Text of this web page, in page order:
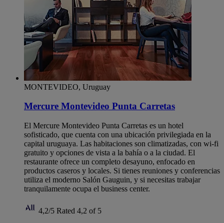
MONTEVIDEO, Uruguay
Mercure Montevideo Punta Carretas
El Mercure Montevideo Punta Carretas es un hotel
sofisticado, que cuenta con una ubicación privilegiada en la
capital uruguaya. Las habitaciones son climatizadas, con wi-fi
gratuito y opciones de vista a la bahía o a la ciudad. El
restaurante ofrece un completo desayuno, enfocado en
productos caseros y locales. Si tienes reuniones y conferencias
utiliza el moderno Salón Gauguin, y si necesitas trabajar
tranquilamente ocupa el business center.
4,2/5 Rated 4,2 of 5